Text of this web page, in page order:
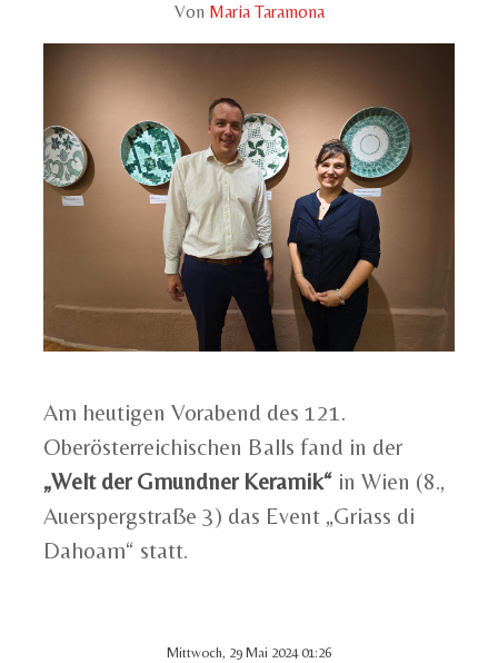
Von Maria Taramona
Am heutigen Vorabend des 121.
Oberösterreichischen Balls fand in der
„Welt der Gmundner Keramik“ in Wien (8.,
Auerspergstraße 3) das Event „Griass di
Dahoam“ statt.
Mittwoch, 29 Mai 2024 01:26